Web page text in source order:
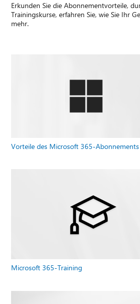
Erkunden Sie die Abonnementvorteile,
Trainingskurse, erfahren Sie, wie Sie Ihr
mehr.
Vorteile des Microsoft 365-Abonnements
Microsoft 365-Training